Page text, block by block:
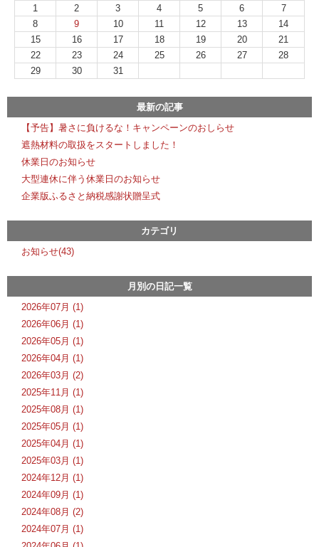
1
2 3 4 5 6
7
8
9 10 11 12 13
14
15
16 17 18 19 20
21
22
23 24 25 26 27
28
29
30 31
最新の記事
【予告】暑さに負けるな！キャンペーンのおしらせ
遮熱材料の取扱をスタートしました！
休業日のお知らせ
大型連休に伴う休業日のお知らせ
企業版ふるさと納税感謝状贈呈式
カテゴリ
お知らせ(43)
月別の日記一覧
2026年07月 (1)
2026年06月 (1)
2026年05月 (1)
2026年04月 (1)
2026年03月 (2)
2025年11月 (1)
2025年08月 (1)
2025年05月 (1)
2025年04月 (1)
2025年03月 (1)
2024年12月 (1)
2024年09月 (1)
2024年08月 (2)
2024年07月 (1)